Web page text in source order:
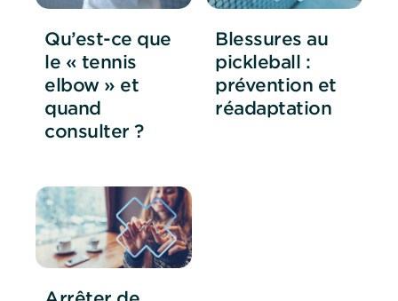
Qu’est-ce que
le « tennis
elbow » et
quand
consulter ?
Blessures au
pickleball :
prévention et
réadaptation